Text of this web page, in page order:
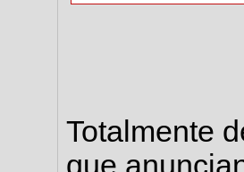
Totalmente
que